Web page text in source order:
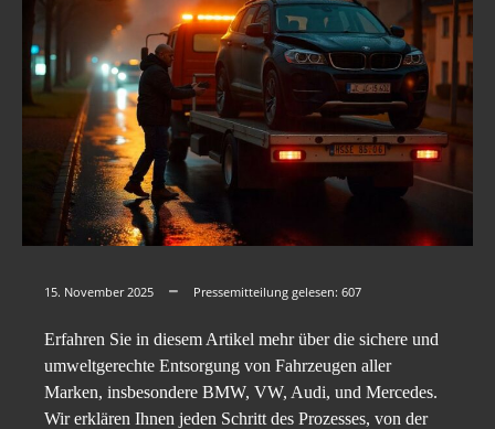
15. November 2025 Pressemitteilung gelesen: 607
Erfahren Sie in diesem Artikel mehr über die sichere und
umweltgerechte Entsorgung von Fahrzeugen aller
Marken, insbesondere BMW, VW, Audi, und Mercedes.
Wir erklären Ihnen jeden Schritt des Prozesses, von der